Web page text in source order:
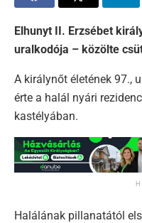
Elhunyt II. Erzsébet
uralkodója – közölte
A királynőt életének 97.,
érte a halál nyári
kastélyában.
Halálának pillanatától